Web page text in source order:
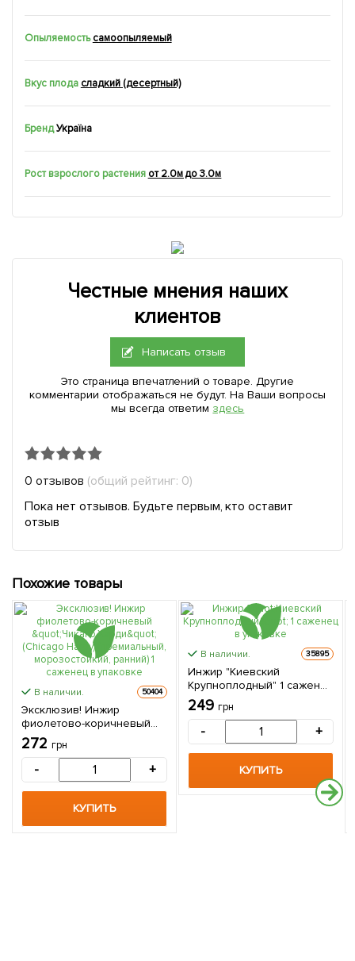
Опыляемость самоопыляемый
Вкус плода сладкий (десертный)
БрендУкраїна
Рост взрослого растения от 2.0м до 3.0м
Честные мнения наших
клиентов
Написать отзыв
Это страница впечатлений о товаре. Другие
комментарии отображаться не будут. На Ваши вопросы
мы всегда ответим здесь
0 отзывов (общий рейтинг: 0)
Пока нет отзывов. Будьте первым, кто оставит
отзыв
Похожие товары
В наличии. 50404
Эксклюзив! Инжир
фиолетово-коричневый
"Чикаго Харди" (Chicago
Hardy) (премиальный,
морозостойкий, ранний) 1
саженец в упаковке
272 грн
- +
КУПИТЬ
В наличии. 35895
Инжир "Киевский
Крупноплодный" 1 саженец
в упаковке
249 грн
- +
КУПИТЬ